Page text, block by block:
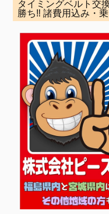
タイミングベルト交
勝ち‼ 諸費用込み・